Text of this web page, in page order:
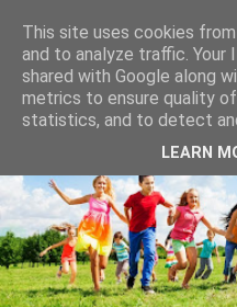
This site uses cookies
and to analyze traffic. Your
shared with Google along
metrics to ensure quality
statistics, and to detect
LEARN